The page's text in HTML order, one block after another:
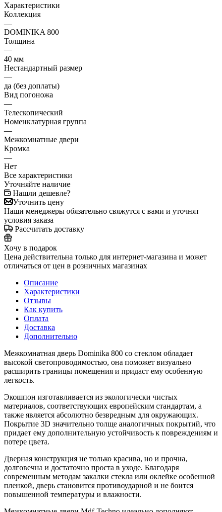
Характеристики
Коллекция
—
DOMINIKA 800
Толщина
—
40 мм
Нестандартный размер
—
да (без доплаты)
Вид погоножа
—
Телескопический
Номенклатурная группа
—
Межкомнатные двери
Кромка
—
Нет
Все характеристики
Уточняйте наличие
Нашли дешевле?
Уточнить цену
Наши менеджеры обязательно свяжутся с вами и уточнят
условия заказа
Рассчитать доставку
Хочу в подарок
Цена действительна только для интернет-магазина и может
отличаться от цен в розничных магазинах
Описание
Характеристики
Отзывы
Как купить
Оплата
Доставка
Дополнительно
Межкомнатная дверь Dominika 800 со стеклом обладает
высокой светопроводимостью, она поможет визуально
расширить границы помещения и придаст ему особенную
легкость.
Экошпон изготавливается из экологически чистых
материалов, соответствующих европейским стандартам, а
также является абсолютно безвредным для окружающих.
Покрытие 3D значительно толще аналогичных покрытий, что
придает ему дополнительную устойчивость к повреждениям и
потере цвета.
Дверная конструкция не только красива, но и прочна,
долговечна и достаточно проста в уходе. Благодаря
современным методам закалки стекла или оклейке особенной
пленкой, дверь становится противоударной и не боится
повышенной температуры и влажности.